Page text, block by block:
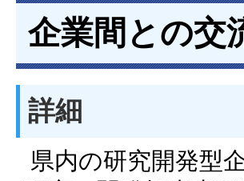
企業間との交
詳細
県内の研究開発型